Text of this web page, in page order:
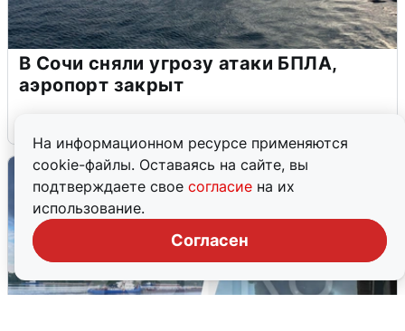
На информационном ресурсе применяются
cookie-файлы. Оставаясь на сайте, вы
подтверждаете свое согласие на их
использование.
Согласен
В Сочи сняли угрозу атаки БПЛА,
аэропорт закрыт